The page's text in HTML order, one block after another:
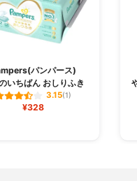
パンパース)
いちばん おしりふき
3.15(1)
¥328